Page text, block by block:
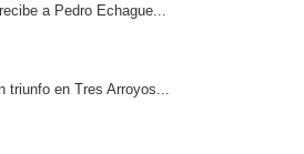
a Pedro Echague...
triunfo en Tres Arroyos...